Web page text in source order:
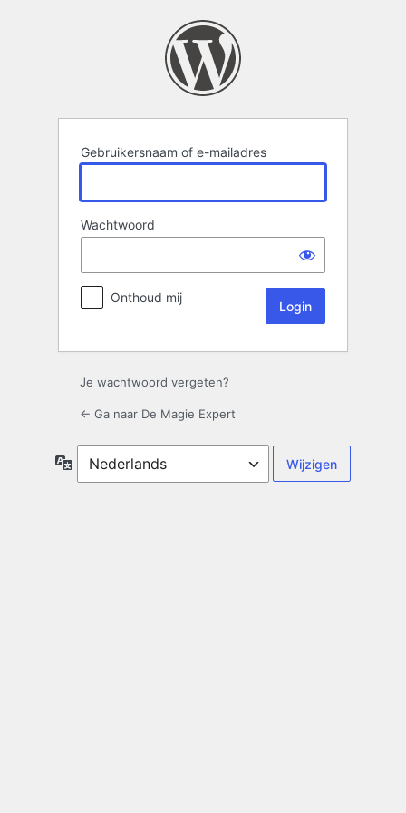
Gebruikersnaam of e-mailadres
Wachtwoord
Onthoud mij
Je wachtwoord vergeten?
← Ga naar De Magie Expert
Taal